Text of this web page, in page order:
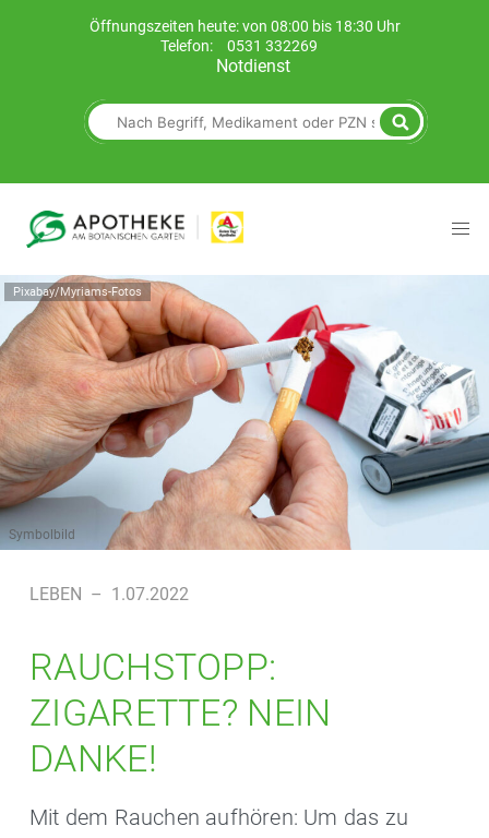
Öffnungszeiten heute: von 08:00 bis 18:30 Uhr
Telefon:
0531 332269
Notdienst
Pixabay/Myriams-Fotos
Symbolbild
LEBEN – 1.07.2022
RAUCHSTOPP:
ZIGARETTE? NEIN
DANKE!
Mit dem Rauchen aufhören: Um das zu